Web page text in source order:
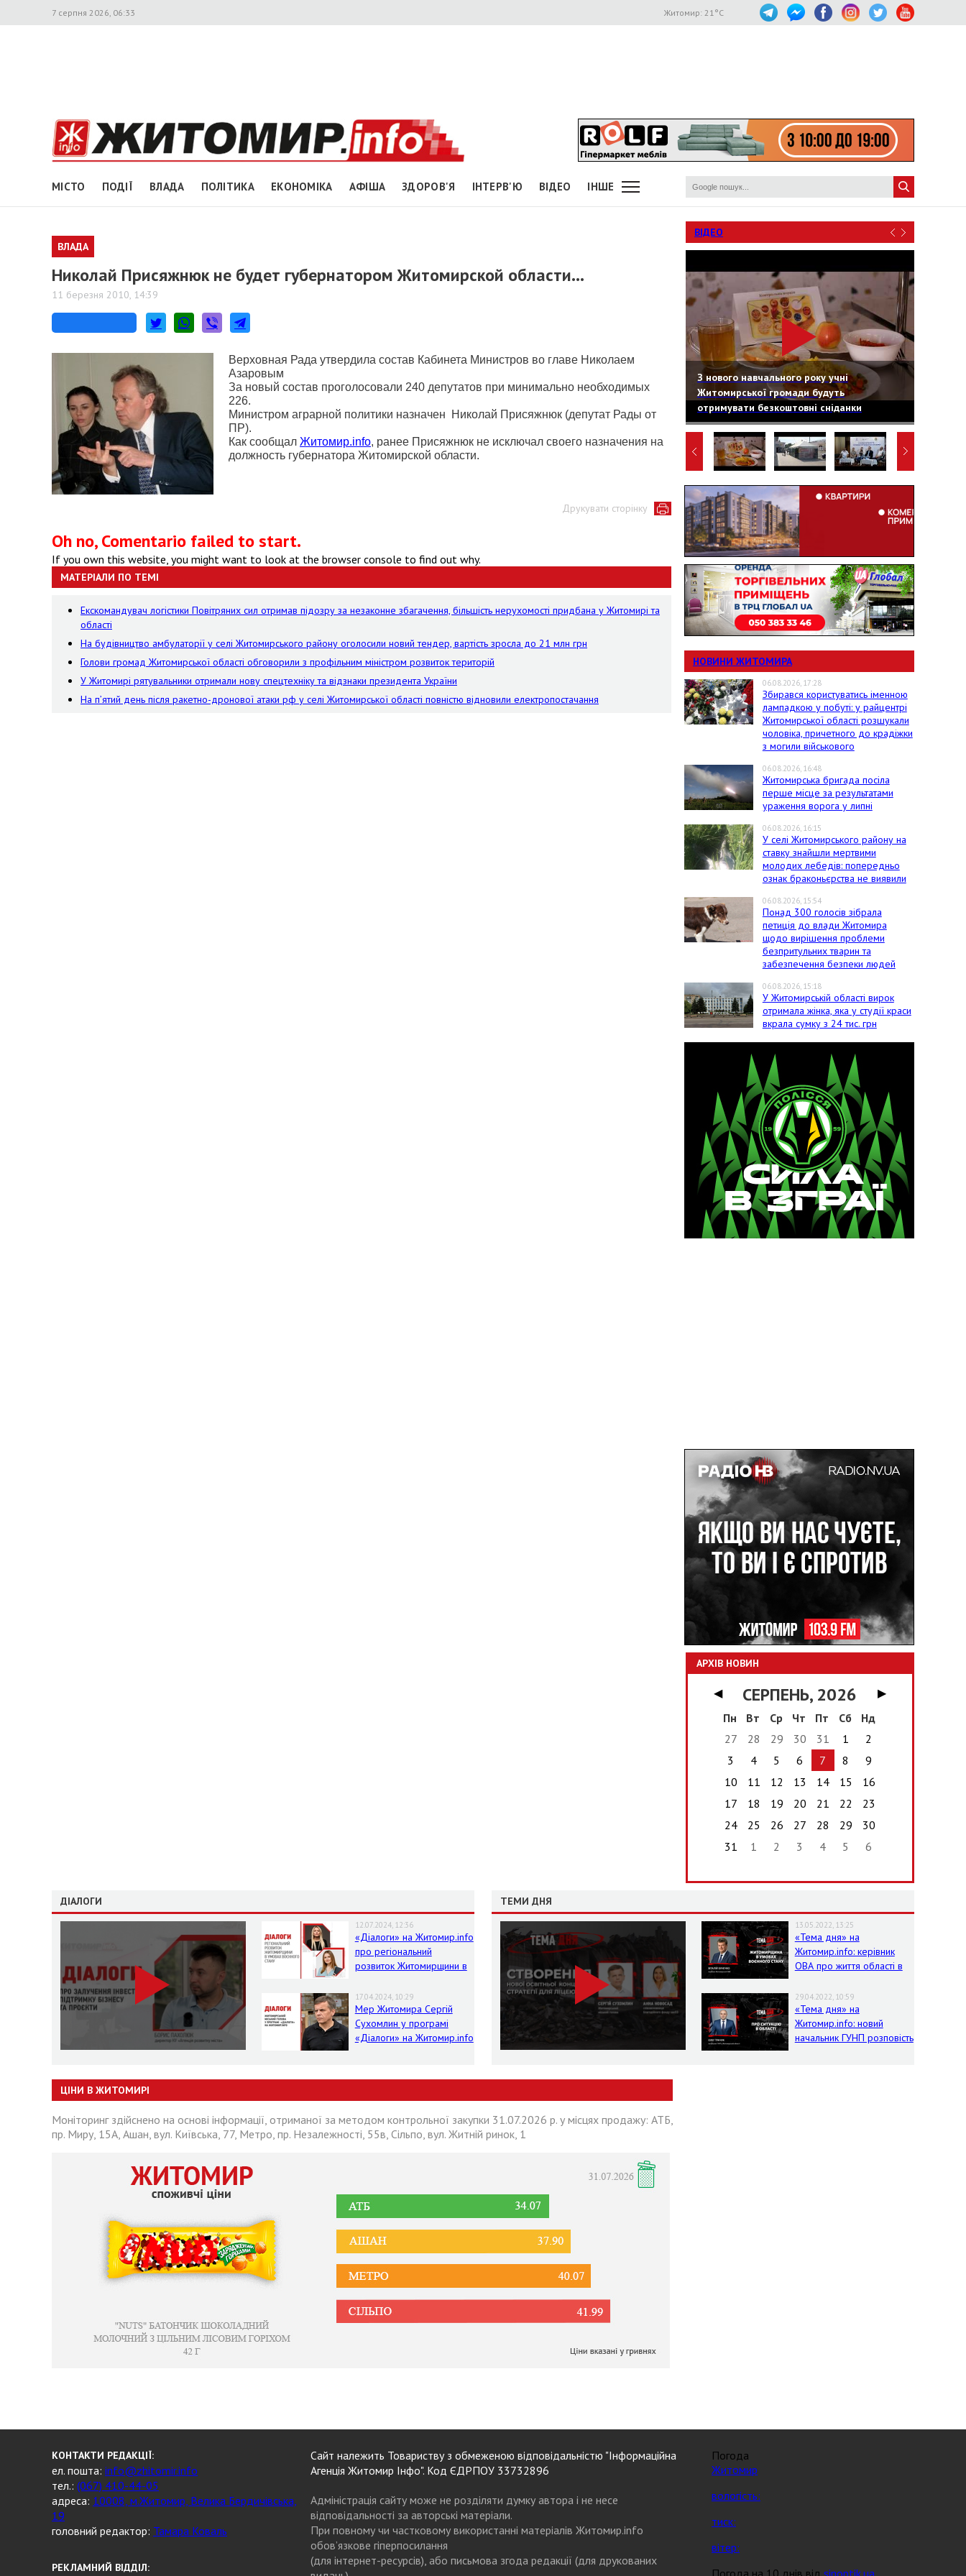
7 серпня 2026, 06:33 Житомир: 21°C
МІСТО ПОДІЇ ВЛАДА ПОЛІТИКА ЕКОНОМІКА АФІША ЗДОРОВ'Я ІНТЕРВ'Ю ВІДЕО ІНШЕ
ВЛАДА
Николай Присяжнюк не будет губернатором Житомирской области...
11 березня 2010, 14:39
Верховная Рада утвердила состав Кабинета Министров во главе Николаем
Азаровым
За новый состав проголосовали 240 депутатов при минимально необходимых
226.
Министром аграрной политики назначен
Николай Присяжнюк (депутат Рады от
ПР).
Как сообщал Житомир.info, ранее Присяжнюк не исключал своего назначения на
должность губернатора Житомирской области.
Друкувати сторінку
Oh no, Comentario failed to start.
If you own this website, you might want to look at the browser console to find out why.
МАТЕРІАЛИ ПО ТЕМІ
Екскомандувач логістики Повітряних сил отримав підозру за незаконне збагачення, більшість нерухомості придбана у Житомирі та
області
На будівництво амбулаторії у селі Житомирського району оголосили новий тендер, вартість зросла до 21 млн грн
Голови громад Житомирської області обговорили з профільним міністром розвиток територій
У Житомирі рятувальники отримали нову спецтехніку та відзнаки президента України
На пʼятий день після ракетно-дронової атаки рф у селі Житомирської області повністю відновили електропостачання
ВІДЕО
З нового навчального року учні
Житомирської громади будуть
отримувати безкоштовні сніданки
НОВИНИ ЖИТОМИРА
06.08.2026, 17:28
Збирався користуватись іменною
лампадкою у побуті: у райцентрі
Житомирської області розшукали
чоловіка, причетного до крадіжки
з могили військового
06.08.2026, 16:48
Житомирська бригада посіла
перше місце за результатами
ураження ворога у липні
06.08.2026, 16:15
У селі Житомирського району на
ставку знайшли мертвими
молодих лебедів: попередньо
ознак браконьєрства не виявили
06.08.2026, 15:54
Понад 300 голосів зібрала
петиція до влади Житомира
щодо вирішення проблеми
безпритульних тварин та
забезпечення безпеки людей
06.08.2026, 15:18
У Житомирській області вирок
отримала жінка, яка у студії краси
вкрала сумку з 24 тис. грн
АРХІВ НОВИН
◀ СЕРПЕНЬ, 2026
▶
Пн
Вт Ср Чт Пт Сб
Нд
27
28 29 30 31 1
2
3
4 5 6 7 8
9
10
11 12 13 14 15
16
17
18 19 20 21 22
23
24
25 26 27 28 29
30
31
1 2 3 4 5 6
ДІАЛОГИ
12.07.2024, 12:36
«Діалоги» на Житомир.info
про регіональний
розвиток Житомирщини в
17.04.2024, 10:29
Мер Житомира Сергій
Сухомлин у програмі
«Діалоги» на Житомир.info
ТЕМИ ДНЯ
13.05.2022, 13:25
«Тема дня» на
Житомир.info: керівник
ОВА про життя області в
29.04.2022, 10:59
«Тема дня» на
Житомир.info: новий
начальник ГУНП розповість
ЦІНИ В ЖИТОМИРІ
Моніторинг здійснено на основі інформації, отриманої за методом контрольної закупки 31.07.2026 р. у місцях продажу: АТБ,
пр. Миру, 15А, Ашан, вул. Київська, 77, Метро, пр. Незалежності, 55в, Сільпо, вул. Житній ринок, 1
КОНТАКТИ РЕДАКЦІЇ:
ел. пошта: info@zhitomir.info
тел.: (067) 410-44-05
адреса: 10008, м.Житомир, Велика Бердичівська,
19
головний редактор: Тамара Коваль
РЕКЛАМНИЙ ВІДДІЛ:
Сайт належить Товариству з обмеженою відповідальністю "Інформаційна
Агенція Житомир Інфо". Код ЄДРПОУ 33732896
Адміністрація сайту може не розділяти думку автора і не несе
відповідальності за авторські матеріали.
При повному чи частковому використанні матеріалів Житомир.info
обов’язкове гіперпосилання
(для інтернет-ресурсів), або письмова згода редакції (для друкованих
Погода
Житомир
вологість:
тиск:
вітер:
Погода на 10 днів від sinoptik.ua